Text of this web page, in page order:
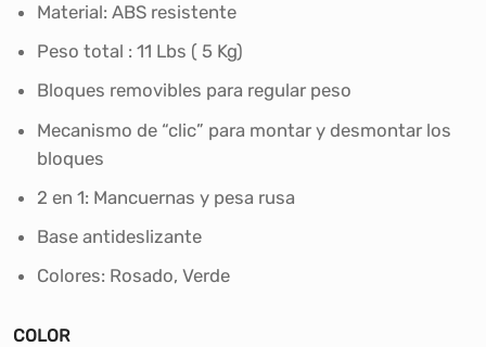
original
era:
S/179.90.
es:
S/162.00.
Material: ABS resistente
Peso total : 11 Lbs ( 5 Kg)
Bloques removibles para regular peso
Mecanismo de “clic” para montar y desmontar los
bloques
2 en 1: Mancuernas y pesa rusa
Base antideslizante
Colores: Rosado, Verde
COLOR